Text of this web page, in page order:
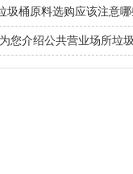
圾桶原料选购应该注意
您介绍公共营业场所垃